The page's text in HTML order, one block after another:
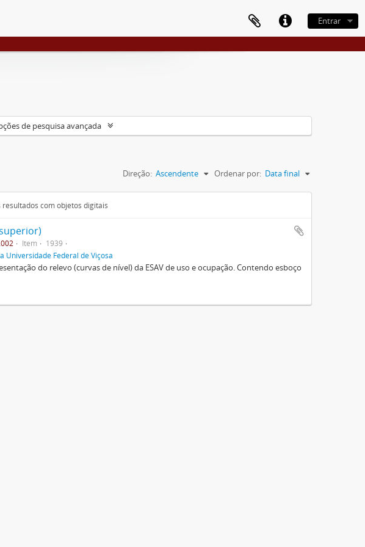
Entrar
de pesquisa avançada
Ordenar por: Data final
Direção: Ascendente
com objetos digitais
Item
1939
Universidade Federal de Viçosa
do relevo (curvas de nível) da ESAV de uso e ocupação. Contendo esboço